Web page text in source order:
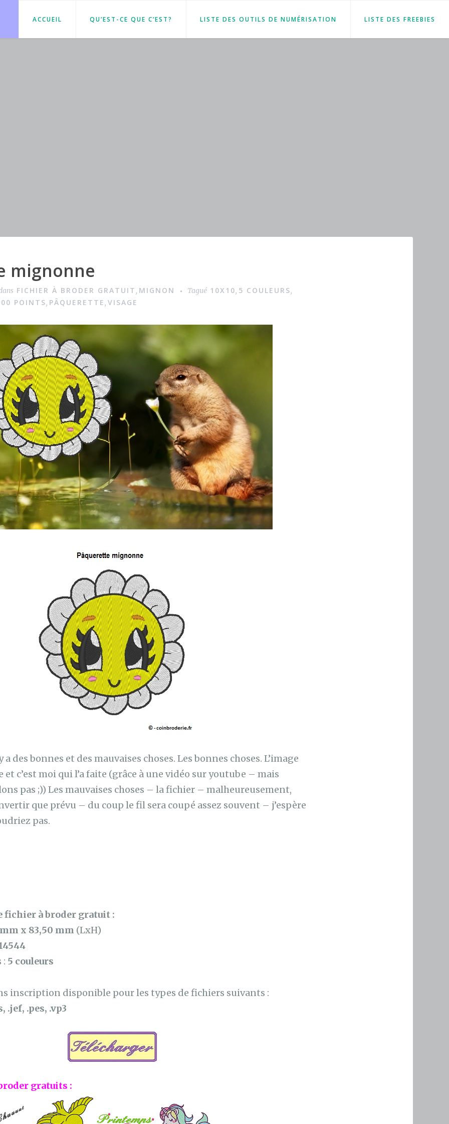
ACCUEIL QU’EST-CE QUE C’EST? LISTE DES OUTILS DE NUMÉRISATION LISTE DES FREEBIES
mignonne
FICHIER À BRODER GRATUIT, MIGNON Tagué 10X10, 5 COULEURS,
POINTS, PÂQUERETTE, VISAGE
des bonnes et des mauvaises choses. Les bonnes choses. L’image
c’est moi qui l’a faite (grâce à une vidéo sur youtube – mais
pas ;)) Les mauvaises choses – la fichier – malheureusement,
que prévu – du coup le fil sera coupé assez souvent – j’espère
pas.
à broder gratuit :
x 83,50 mm (LxH)
: 5 couleurs
inscription disponible pour les types de fichiers suivants :
.jef, .pes, .vp3
gratuits :